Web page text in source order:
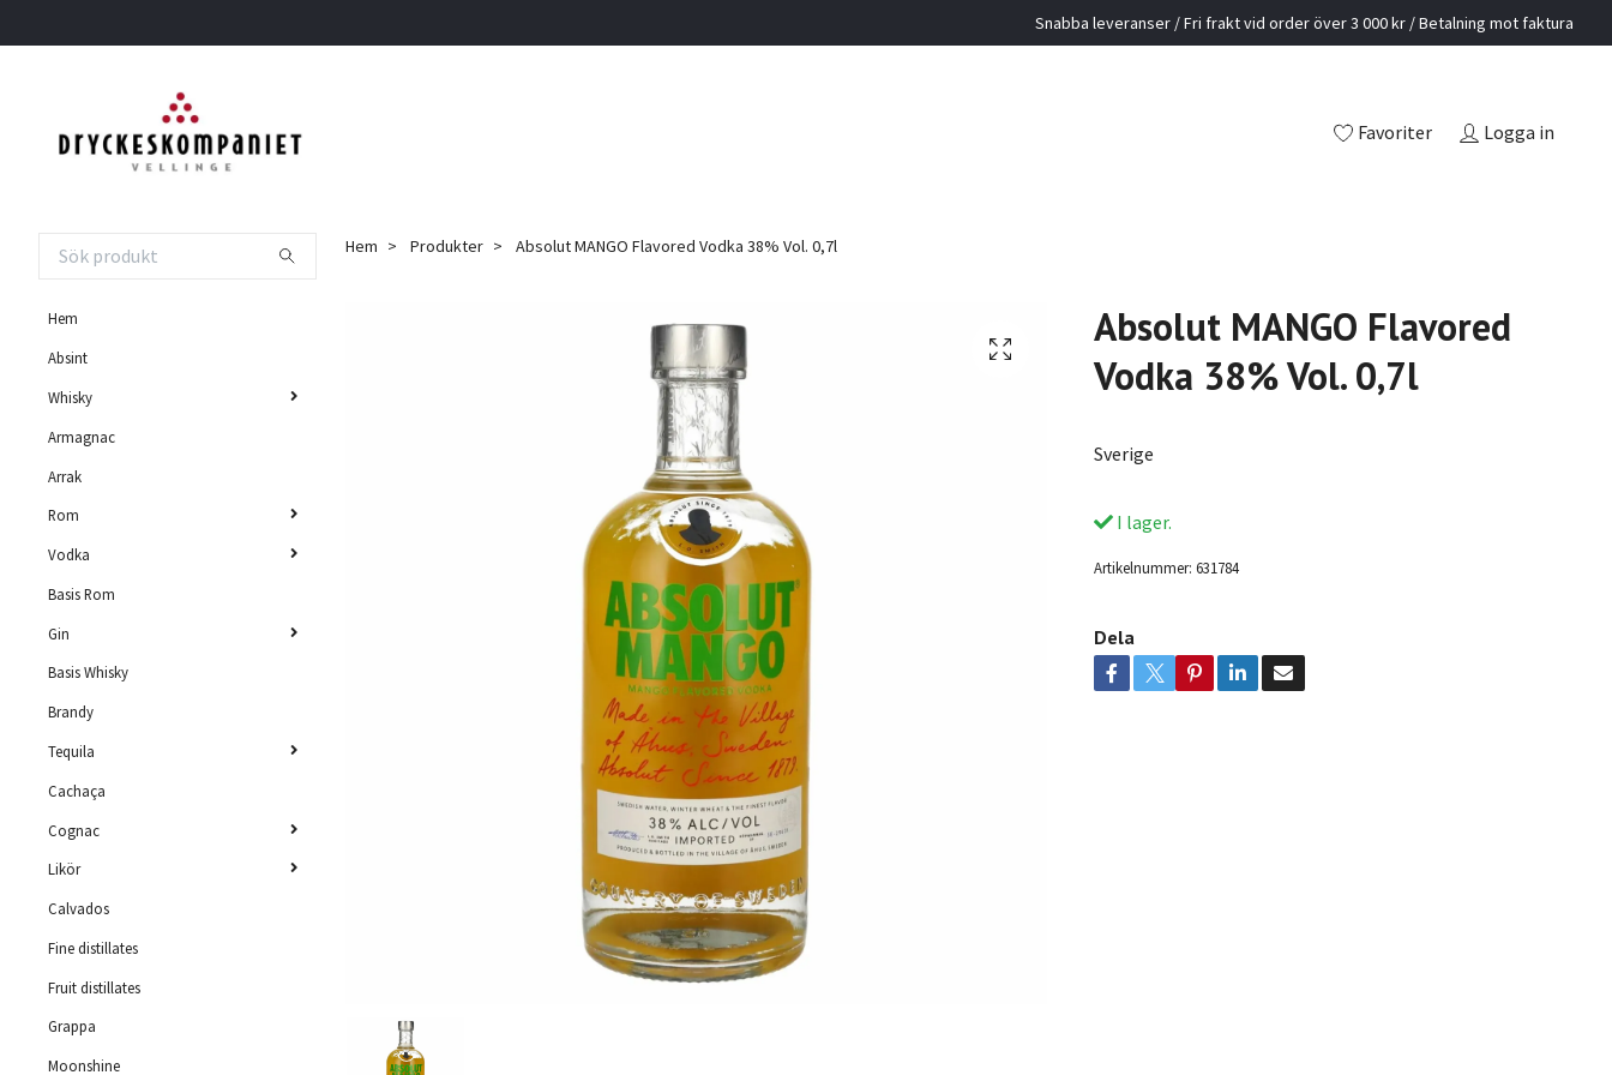
Snabba leveranser / Fri frakt vid order över 3 000 kr / Betalning mot faktura
Favoriter Logga in
Hem
Absint
Whisky
Armagnac
Arrak
Rom
Vodka
Basis Rom
Gin
Basis Whisky
Brandy
Tequila
Cachaça
Cognac
Likör
Calvados
Fine distillates
Fruit distillates
Grappa
Moonshine
Hem Produkter Absolut MANGO Flavored Vodka 38% Vol. 0,7l
Absolut MANGO Flavored
Vodka 38% Vol. 0,7l
Sverige
I lager.
Artikelnummer: 631784
Dela